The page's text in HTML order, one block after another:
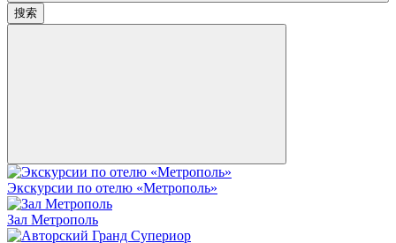
搜索
Экскурсии по отелю «Метрополь»
Зал Метрополь